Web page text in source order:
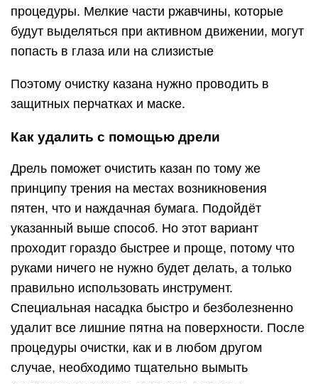
процедуры. Мелкие части ржавчины, которые
будут выделяться при активном движении, могут
попасть в глаза или на слизистые
Поэтому очистку казана нужно проводить в
защитных перчатках и маске.
Как удалить с помощью дрели
Дрель поможет очистить казан по тому же
принципу трения на местах возникновения
пятен, что и наждачная бумага. Подойдёт
указанный выше способ. Но этот вариант
проходит гораздо быстрее и проще, потому что
руками ничего не нужно будет делать, а только
правильно использовать инструмент.
Специальная насадка быстро и безболезненно
удалит все лишние пятна на поверхности. После
процедуры очистки, как и в любом другом
случае, необходимо тщательно вымыть